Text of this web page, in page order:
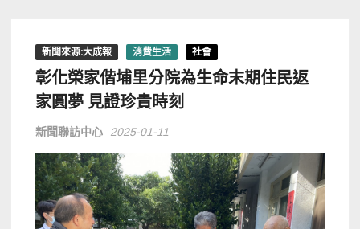
新聞來源:大成報 消費生活 社會
彰化榮家偕埔里分院為生命末期住民返
家圓夢 見證珍貴時刻
新聞聯訪中心 2025-01-11